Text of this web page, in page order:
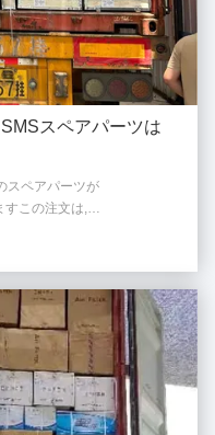
スペアパーツは
スペアパーツが
すこの注文は,
提供へのコミットメントの重要
すよう 細心の注意を払って
は,
なテストと検査を受けています